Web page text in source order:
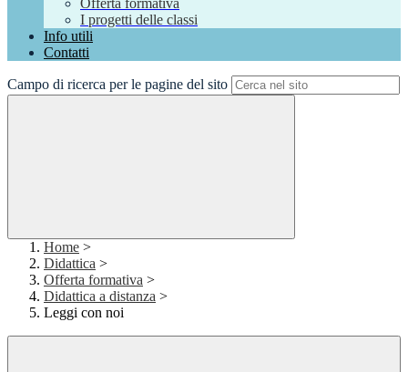
Offerta formativa
I progetti delle classi
Info utili
Contatti
Campo di ricerca per le pagine del sito
Home >
Didattica >
Offerta formativa >
Didattica a distanza >
Leggi con noi